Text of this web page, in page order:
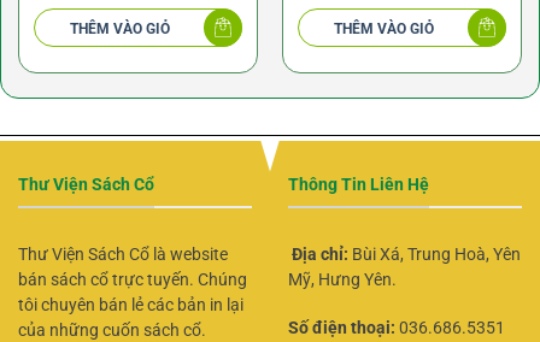
THÊM VÀO GIỎ THÊM VÀO GIỎ
Thư Viện Sách Cổ
Thư Viện Sách Cổ là website
bán sách cổ trực tuyến. Chúng
tôi chuyên bán lẻ các bản in lại
của những cuốn sách cổ.
Thông Tin Liên Hệ
Địa chỉ: Bùi Xá, Trung Hoà, Yên
Mỹ, Hưng Yên.
Số điện thoại: 036.686.5351